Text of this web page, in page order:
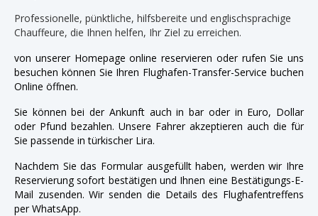
Professionelle, pünktliche, hilfsbereite und englischsprachige
Chauffeure, die Ihnen helfen, Ihr Ziel zu erreichen.
von unserer Homepage online reservieren oder rufen Sie uns
besuchen können Sie Ihren Flughafen-Transfer-Service buchen
Online öffnen.
Sie können bei der Ankunft auch in bar oder in Euro, Dollar
oder Pfund bezahlen. Unsere Fahrer akzeptieren auch die für
Sie passende in türkischer Lira.
Nachdem Sie das Formular ausgefüllt haben, werden wir Ihre
Reservierung sofort bestätigen und Ihnen eine Bestätigungs-E-
Mail zusenden. Wir senden die Details des Flughafentreffens
per WhatsApp.